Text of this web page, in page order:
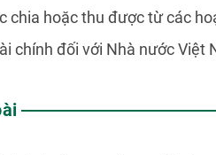
chia hoặc thu được từ các
chính đối với Nhà nước Việt